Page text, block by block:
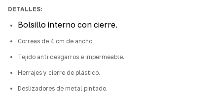
DETALLES:
Bolsillo interno con cierre.
Correas de 4 cm de ancho.
Tejido anti desgarros e impermeable.
Herrajes y cierre de plástico.
Deslizadores de metal pintado.